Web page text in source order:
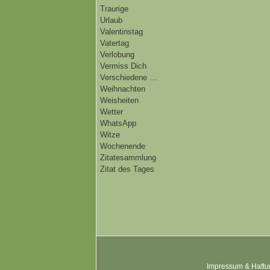
Traurige
Urlaub
Valentinstag
Vatertag
Verlobung
Vermiss Dich
Verschiedene …
Weihnachten
Weisheiten
Wetter
WhatsApp
Witze
Wochenende
Zitatesammlung
Zitat des Tages
Impressum &